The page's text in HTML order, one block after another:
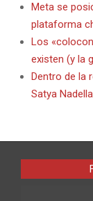
Meta se
plataforma
Los
existen (y la
Dentro de la
Satya Nadella